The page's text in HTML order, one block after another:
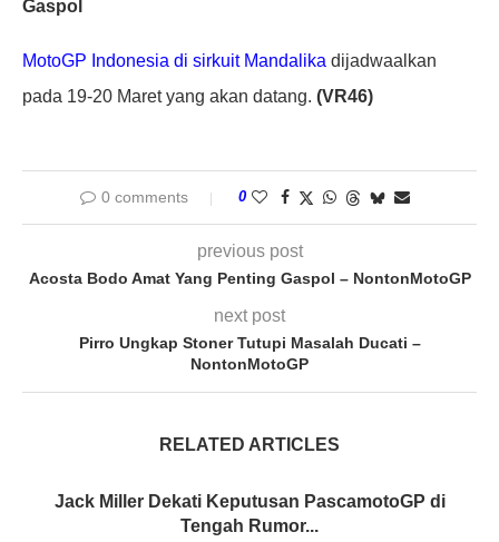
Gaspol
MotoGP Indonesia di sirkuit Mandalika dijadwaalkan
pada 19-20 Maret yang akan datang. (VR46)
0 comments 0
previous post
Acosta Bodo Amat Yang Penting Gaspol – NontonMotoGP
next post
Pirro Ungkap Stoner Tutupi Masalah Ducati –
NontonMotoGP
RELATED ARTICLES
Jack Miller Dekati Keputusan PascamotoGP di
Tengah Rumor...